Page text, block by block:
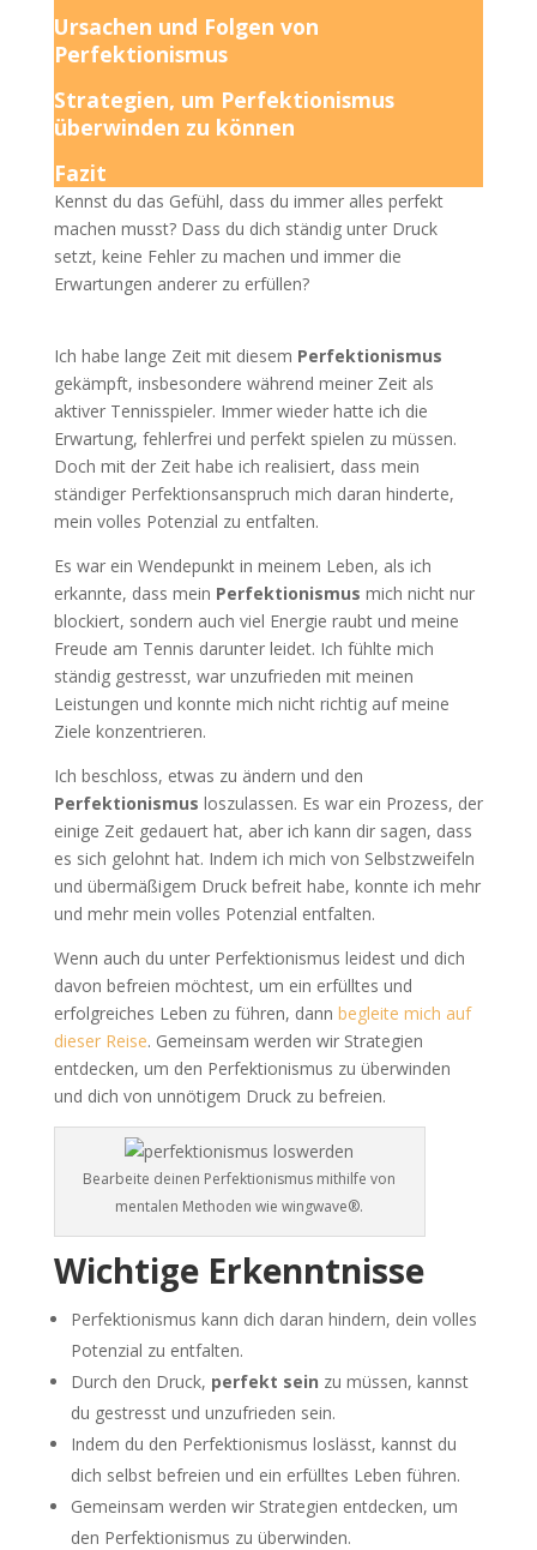
Ursachen und Folgen von
Perfektionismus
Strategien, um Perfektionismus
überwinden zu können
Fazit
Kennst du das Gefühl, dass du immer alles perfekt
machen musst? Dass du dich ständig unter Druck
setzt, keine Fehler zu machen und immer die
Erwartungen anderer zu erfüllen?
Ich habe lange Zeit mit diesem Perfektionismus
gekämpft, insbesondere während meiner Zeit als
aktiver Tennisspieler. Immer wieder hatte ich die
Erwartung, fehlerfrei und perfekt spielen zu müssen.
Doch mit der Zeit habe ich realisiert, dass mein
ständiger Perfektionsanspruch mich daran hinderte,
mein volles Potenzial zu entfalten.
Es war ein Wendepunkt in meinem Leben, als ich
erkannte, dass mein Perfektionismus mich nicht nur
blockiert, sondern auch viel Energie raubt und meine
Freude am Tennis darunter leidet. Ich fühlte mich
ständig gestresst, war unzufrieden mit meinen
Leistungen und konnte mich nicht richtig auf meine
Ziele konzentrieren.
Ich beschloss, etwas zu ändern und den
Perfektionismus loszulassen. Es war ein Prozess, der
einige Zeit gedauert hat, aber ich kann dir sagen, dass
es sich gelohnt hat. Indem ich mich von Selbstzweifeln
und übermäßigem Druck befreit habe, konnte ich mehr
und mehr mein volles Potenzial entfalten.
Wenn auch du unter Perfektionismus leidest und dich
davon befreien möchtest, um ein erfülltes und
erfolgreiches Leben zu führen, dann begleite mich auf
dieser Reise. Gemeinsam werden wir Strategien
entdecken, um den Perfektionismus zu überwinden
und dich von unnötigem Druck zu befreien.
Bearbeite deinen Perfektionismus mithilfe von
mentalen Methoden wie wingwave®.
Wichtige Erkenntnisse
Perfektionismus kann dich daran hindern, dein volles
Potenzial zu entfalten.
Durch den Druck, perfekt sein zu müssen, kannst
du gestresst und unzufrieden sein.
Indem du den Perfektionismus loslässt, kannst du
dich selbst befreien und ein erfülltes Leben führen.
Gemeinsam werden wir Strategien entdecken, um
den Perfektionismus zu überwinden.